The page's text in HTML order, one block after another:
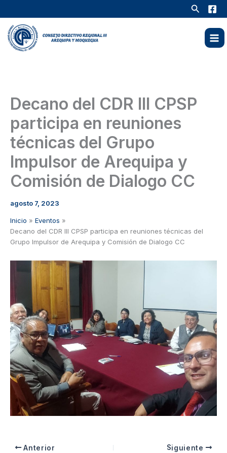
contenido
Buscar
Decano del CDR III CPSP
participa en reuniones
técnicas del Grupo
Impulsor de Arequipa y
Comisión de Dialogo CC
agosto 7, 2023
Inicio
Eventos
Decano del CDR III CPSP participa en reuniones técnicas del
Grupo Impulsor de Arequipa y Comisión de Dialogo CC
Anterior Siguiente